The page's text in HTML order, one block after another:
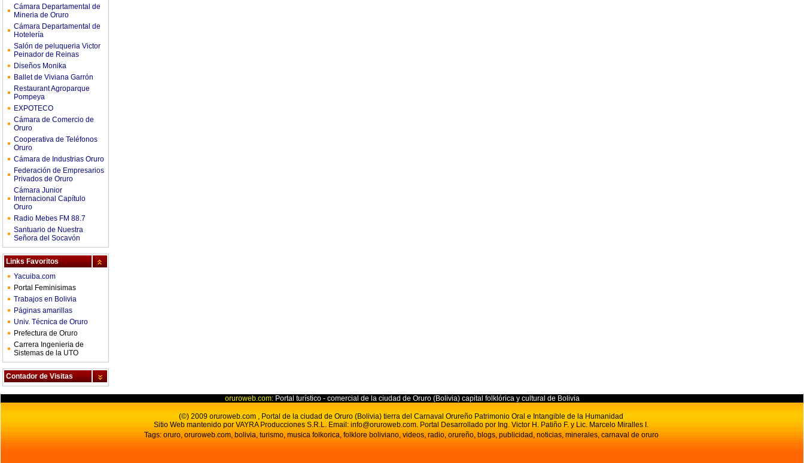
Cámara Departamental de
Mineria de Oruro
Cámara Departamental de
Hotelería
Salón de peluqueria Victor
Peinador de Reinas
Diseños Monika
Ballet de Viviana Garrón
Restaurant Agroparque
Pompeya
EXPOTECO
Cámara de Comercio de
Oruro
Cooperativa de Teléfonos
Oruro
Cámara de Industrias Oruro
Federación de Empresarios
Privados de Oruro
Cámara Junior
Internacional Capítulo
Oruro
Radio Mebes FM 88.7
Santuario de Nuestra
Señora del Socavón
Links Favoritos
Yacuiba.com
Portal Feminisimas
Trabajos en Bolivia
Páginas amarillas
Univ. Técnica de Oruro
Prefectura de Oruro
Carrera Ingenieria de
Sistemas de la UTO
Contador de Visitas
oruroweb.com: Portal turístico - comercial de la ciudad de Oruro (Bolivia) capital folklórica y cultural de Bolivia
(©) 2009 oruroweb.com , Portal de la ciudad de Oruro (Bolivia) tierra del Carnaval Orureño Patrimonio Oral e Intangible de la Humanidad
Sitio Web mantenido por VAYRA Producciones S.R.L. Email: info@oruroweb.com. Portal Desarrollado por Ing. Victor H. Patiño F. y Lic. Marcelo Miralles I.
Tags: oruro, oruroweb.com, bolivia, turismo, musica folkorica, folklore boliviano, videos, radio, orureño, blogs, publicidad, noticias, minerales, carnaval de oruro